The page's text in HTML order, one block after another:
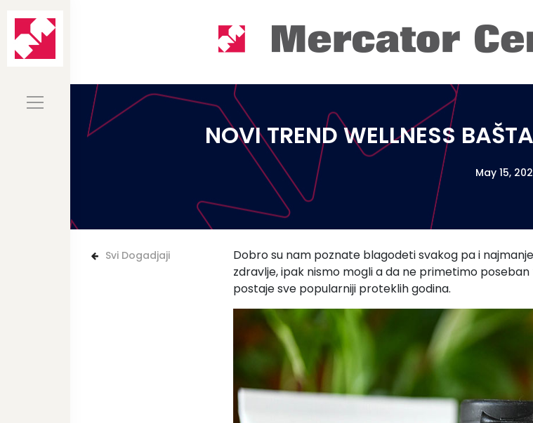
NOVI TREND WELLNESS
May 15,
Svi Dogadjaji
Dobro su nam poznate blagodeti svakog pa i
zdravlje, ipak nismo mogli a da ne primetimo
postaje sve popularniji proteklih godina.